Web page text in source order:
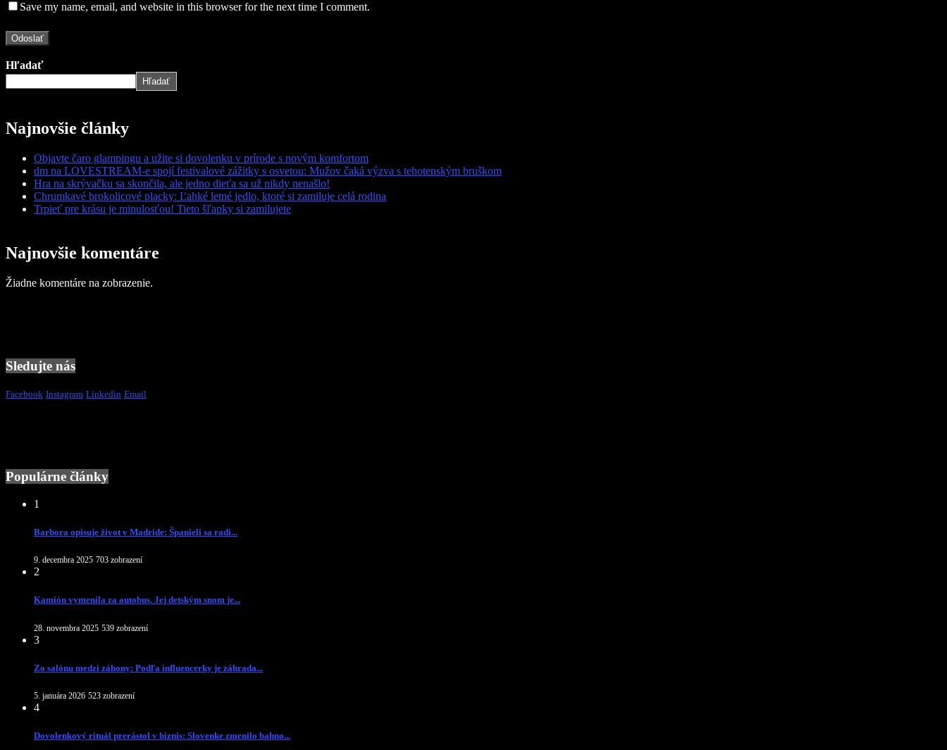
Save my name, email, and website in this browser for the next time I comment.
Hľadať
Hľadať
Najnovšie články
Objavte čaro glampingu a užite si dovolenku v prírode s novým komfortom
dm na LOVESTREAM-e spojí festivalové zážitky s osvetou: Mužov čaká výzva s tehotenským bruškom
Hra na skrývačku sa skončila, ale jedno dieťa sa už nikdy nenašlo!
Chrumkavé brokolicové placky: Ľahké letné jedlo, ktoré si zamiluje celá rodina
Trpieť pre krásu je minulosťou! Tieto šľapky si zamilujete
Najnovšie komentáre
Žiadne komentáre na zobrazenie.
Sledujte nás
Facebook Instagram Linkedin Email
Populárne články
1
Barbora opisuje život v Madride: Španieli sa radi...
9. decembra 2025 703 zobrazení
2
Kamión vymenila za autobus. Jej detským snom je...
28. novembra 2025 539 zobrazení
3
Zo salónu medzi záhony: Podľa influencerky je záhrada...
5. januára 2026 523 zobrazení
4
Dovolenkový rituál prerástol v biznis: Slovenke zmenilo bahno...